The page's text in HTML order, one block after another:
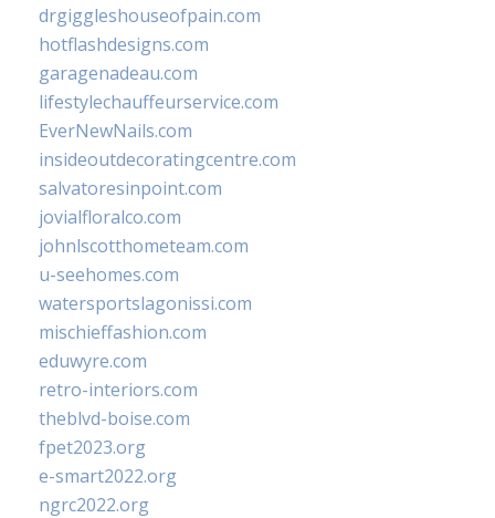
drgiggleshouseofpain.com
hotflashdesigns.com
garagenadeau.com
lifestylechauffeurservice.com
EverNewNails.com
insideoutdecoratingcentre.com
salvatoresinpoint.com
jovialfloralco.com
johnlscotthometeam.com
u-seehomes.com
watersportslagonissi.com
mischieffashion.com
eduwyre.com
retro-interiors.com
theblvd-boise.com
fpet2023.org
e-smart2022.org
ngrc2022.org